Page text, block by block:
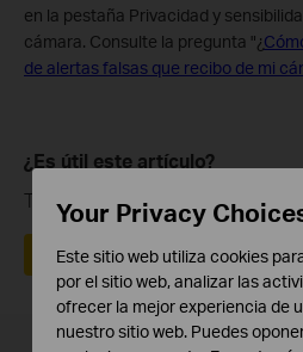
en la pestaña Privacidad y
cámara. Consulte la pregunta "¿
de alertas falsas que recibo de mi
¿Es útil este artículo?
Tus comentarios nos ayudan a
Sí No
Your Privacy
Este sitio web utiliza cookies
por el sitio web, analizar las
ofrecer la mejor experiencia de
nuestro sitio web. Puedes